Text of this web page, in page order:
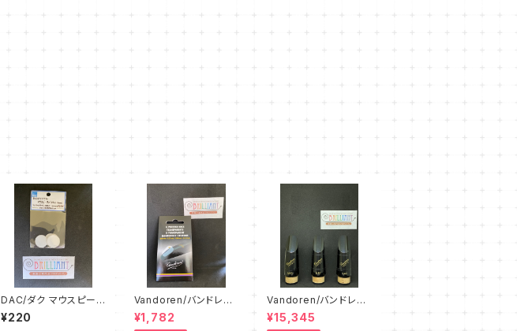
DAC/ダク マウスピース
パッチ 【0.15mm】
¥220
Vandoren/バンドレン
マウスピースクッション
¥1,782
Vandoren/バンドレ
ン B♭クラリネット マ
ウスピース 【各種】
¥15,345